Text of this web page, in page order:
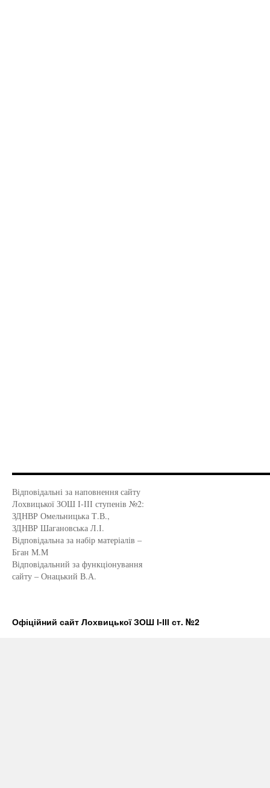
Відповідальні за наповнення сайту
Лохвицької ЗОШ І-ІІІ ступенів №2:
ЗДНВР Омельницька Т.В.,
ЗДНВР Шагановська Л.І.
Відповідальна за набір матеріалів –
Бган М.М
Відповідальний за функціонування
сайту – Онацький В.А.
Офіційний сайт Лохвицької ЗОШ І-ІІІ ст. №2